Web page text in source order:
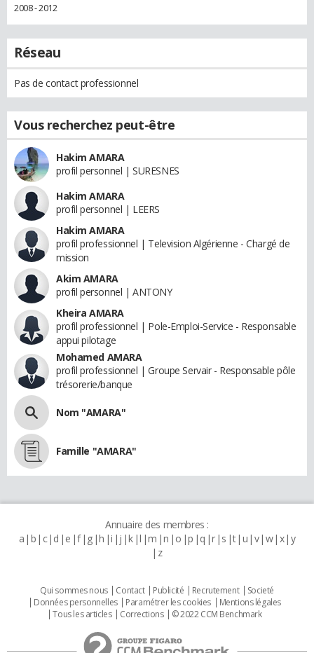
2008 - 2012
Réseau
Pas de contact professionnel
Vous recherchez peut-être
Hakim AMARA
profil personnel | SURESNES
Hakim AMARA
profil personnel | LEERS
Hakim AMARA
profil professionnel | Television Algérienne - Chargé de
mission
Akim AMARA
profil personnel | ANTONY
Kheira AMARA
profil professionnel | Pole-Emploi-Service - Responsable
appui pilotage
Mohamed AMARA
profil professionnel | Groupe Servair - Responsable pôle
trésorerie/banque
Nom "AMARA"
Famille "AMARA"
Annuaire des membres :
a b c d e f g h i j k l m n o p q r s t u v w x y
z
Qui sommes nous Contact Publicité Recrutement
Societé
Données personnelles
Paramétrer les cookies
Mentions légales
Tous les articles
Corrections © 2022 CCM Benchmark